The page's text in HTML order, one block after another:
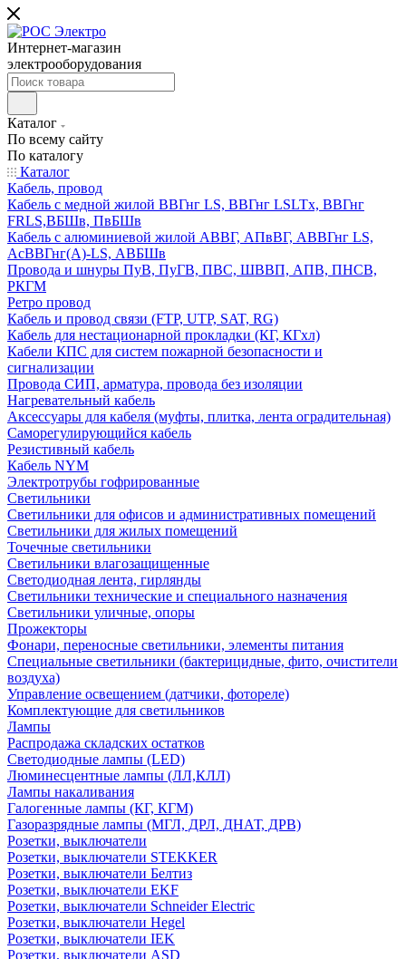
Интернет-магазин
электрооборудования
Каталог
По всему сайту
По каталогу
Каталог
Кабель, провод
Кабель с медной жилой ВВГнг LS, ВВГнг LSLTx, ВВГнг
FRLS,ВБШв, ПвБШв
Кабель с алюминиевой жилой АВВГ, АПвВГ, АВВГнг LS,
АсВВГнг(А)-LS, АВБШв
Провода и шнуры ПуВ, ПуГВ, ПВС, ШВВП, АПВ, ПНСВ,
РКГМ
Ретро провод
Кабель и провод связи (FTP, UTP, SAT, RG)
Кабель для нестационарной прокладки (КГ, КГхл)
Кабели КПС для систем пожарной безопасности и
сигнализации
Провода СИП, арматура, провода без изоляции
Нагревательный кабель
Аксессуары для кабеля (муфты, плитка, лента оградительная)
Саморегулирующийся кабель
Резистивный кабель
Кабель NYM
Электротрубы гофрированные
Светильники
Светильники для офисов и административных помещений
Светильники для жилых помещений
Точечные светильники
Светильники влагозащищенные
Светодиодная лента, гирлянды
Светильники технические и специального назначения
Светильники уличные, опоры
Прожекторы
Фонари, переносные светильники, элементы питания
Специальные светильники (бактерицидные, фито, очистители
воздуха)
Управление освещением (датчики, фотореле)
Комплектующие для светильников
Лампы
Распродажа складских остатков
Светодиодные лампы (LED)
Люминесцентные лампы (ЛЛ,КЛЛ)
Лампы накаливания
Галогенные лампы (КГ, КГМ)
Газоразрядные лампы (МГЛ, ДРЛ, ДНАТ, ДРВ)
Розетки, выключатели
Розетки, выключатели STEKKER
Розетки, выключатели Белтиз
Розетки, выключатели EKF
Розетки, выключатели Schneider Electric
Розетки, выключатели Hegel
Розетки, выключатели IEK
Розетки, выключатели ASD